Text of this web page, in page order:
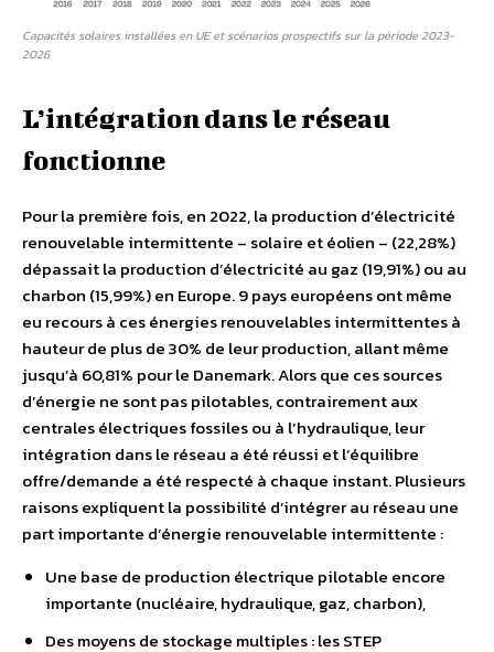
Capacités solaires installées en UE et scénarios prospectifs sur la période 2023-
2026
L’intégration dans le réseau
fonctionne
Pour la première fois, en 2022, la production d’électricité
renouvelable intermittente – solaire et éolien – (22,28%)
dépassait la production d’électricité au gaz (19,91%) ou au
charbon (15,99%) en Europe. 9 pays européens ont même
eu recours à ces énergies renouvelables intermittentes à
hauteur de plus de 30% de leur production, allant même
jusqu’à 60,81% pour le Danemark. Alors que ces sources
d’énergie ne sont pas pilotables, contrairement aux
centrales électriques fossiles ou à l’hydraulique, leur
intégration dans le réseau a été réussi et l’équilibre
offre/demande a été respecté à chaque instant. Plusieurs
raisons expliquent la possibilité d’intégrer au réseau une
part importante d’énergie renouvelable intermittente :
Une base de production électrique pilotable encore
importante (nucléaire, hydraulique, gaz, charbon),
Des moyens de stockage multiples : les STEP